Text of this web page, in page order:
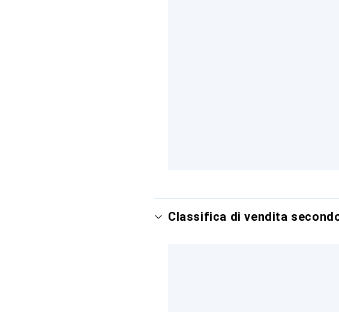
Classifica di vendita